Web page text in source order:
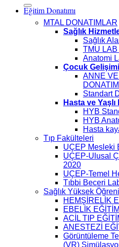
Eğitim Donatımı
MTAL DONATIMLAR
Sağlık
Sağlık
TMU LAB
Anatomi
Çocuk
ANNE
DONATIMI
Standart
Hasta ve Yaşlı
HYB
HYB
Hasta
Tıp Fakülteleri
UÇEP Mesleki
UÇEP-Ulusal
2020
UÇEP-Temel
Tıbbi Beceri
Sağlık Yüksek
HEMŞİRELİK
EBELİK EĞİTİMİ
ACİL TIP
ANESTEZİ
Görüntüleme
(VR)